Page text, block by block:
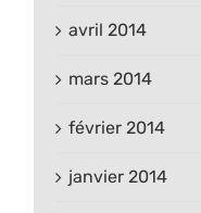
avril 2014
mars 2014
février 2014
janvier 2014